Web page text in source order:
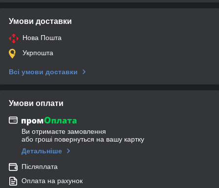
Умови доставки
Нова Пошта
Укрпошта
Всі умови доставки
Умови оплати
Ви отримаєте замовлення
або гроші повернуться на вашу картку
Детальніше
Післяплата
Оплата на рахунок